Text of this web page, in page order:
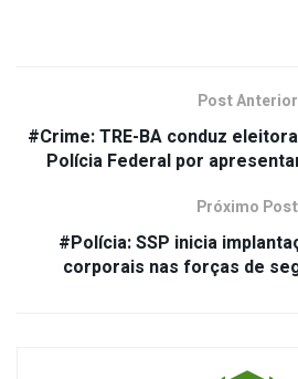
Post Anterior
#Crime: TRE-BA conduz
Polícia Federal por
Próximo Post
#Polícia: SSP inicia
corporais nas forças de